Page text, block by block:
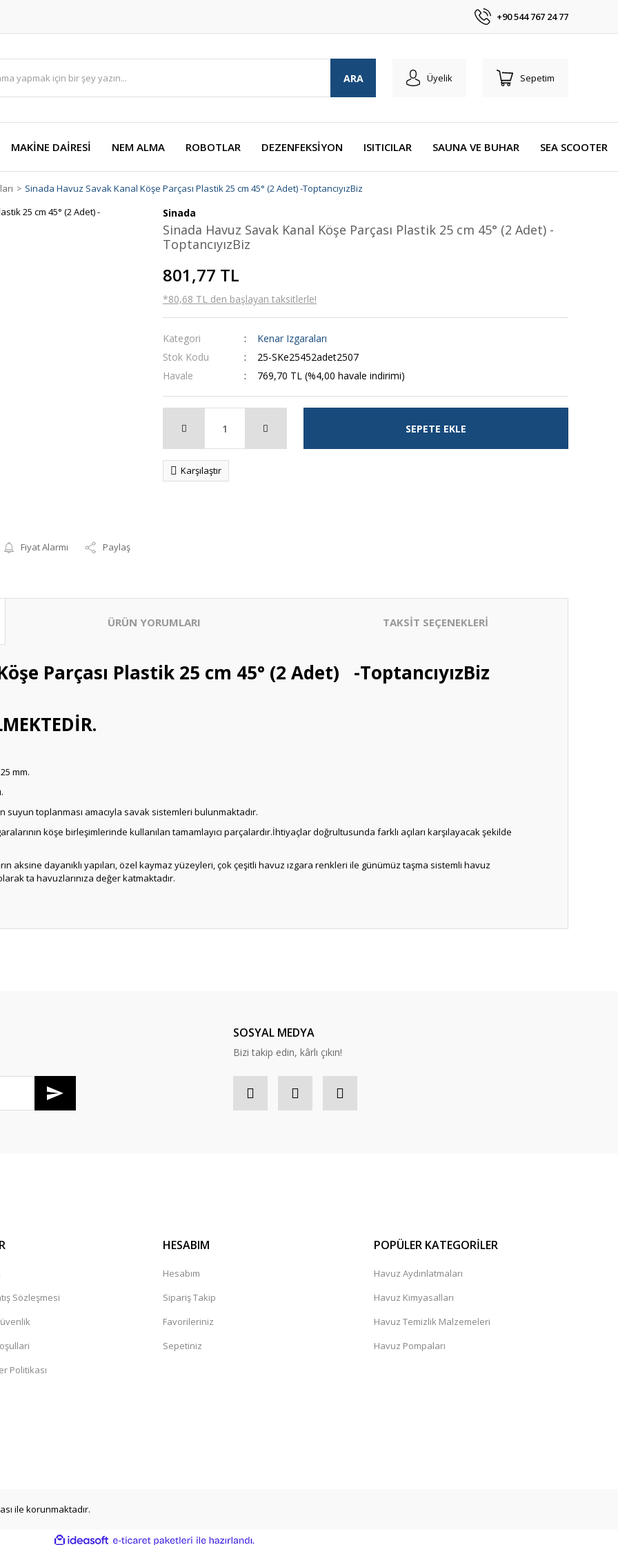
+90 544 767 24 77
ARA Üyelik Sepetim
MAKİNE DAİRESİ NEM ALMA ROBOTLAR DEZENFEKSİYON ISITICILAR SAUNA VE BUHAR SEA SCOOTER
Sinada Havuz Savak Kanal Köşe Parçası Plastik 25 cm 45° (2 Adet) -ToptancıyızBiz
Fiyat Alarmı Paylaş
Sinada
Sinada Havuz Savak Kanal Köşe Parçası Plastik 25 cm 45° (2 Adet) -
ToptancıyızBiz
801,77 TL
*80,68 TL den başlayan taksitlerle!
Kategori
Kenar Izgaraları
Stok Kodu
25-SKe25452adet2507
Havale
769,70 TL (%4,00 havale indirimi)
SEPETE EKLE
Karşılaştır
ÜRÜN YORUMLARI TAKSİT SEÇENEKLERİ
Parçası Plastik 25 cm 45° (2 Adet) -ToptancıyızBiz
mm.
toplanması amacıyla savak sistemleri bulunmaktadır.
köşe birleşimlerinde kullanılan tamamlayıcı parçalardır.İhtiyaçlar doğrultusunda farklı açıları karşılayacak şekilde
aksine dayanıklı yapıları, özel kaymaz yüzeyleri, çok çeşitli havuz ızgara renkleri ile günümüz taşma sistemli havuz
ta havuzlarınıza değer katmaktadır.
SOSYAL MEDYA
Bizi takip edin, kârlı çıkın!
Sözleşmesi
Politikası
HESABIM
Hesabım
Sipariş Takip
Favorileriniz
Sepetiniz
POPÜLER KATEGORİLER
Havuz Aydınlatmaları
Havuz Kimyasalları
Havuz Temizlik Malzemeleri
Havuz Pompaları
ile korunmaktadır.
ideasoft e-